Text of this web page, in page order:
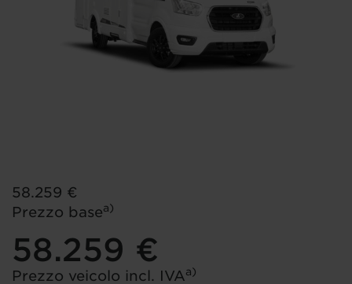
58.259 €
Prezzo basea)
58.259 €
Prezzo veicolo incl. IVAa)